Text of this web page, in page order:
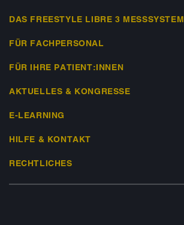
DAS FREESTYLE LIBRE 3 MESSSYSTEM
FÜR FACHPERSONAL
FÜR IHRE PATIENT:INNEN
AKTUELLES & KONGRESSE
E-LEARNING
HILFE & KONTAKT
RECHTLICHES